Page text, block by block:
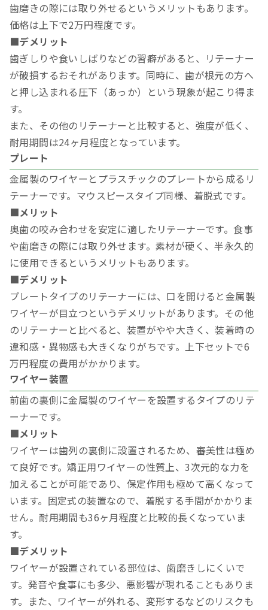
歯磨きの際には取り外せるというメリットもあります。
価格は上下で2万円程度です。
■デメリット
歯ぎしりや食いしばりなどの習癖があると、リテーナー
が破損するおそれがあります。同時に、歯が根元の方へ
と押し込まれる圧下（あっか）という現象が起こり得ま
す。
また、その他のリテーナーと比較すると、強度が低く、
耐用期間は24ヶ月程度となっています。
プレート
金属製のワイヤーとプラスチックのプレートから成るリ
テーナーです。マウスピースタイプ同様、着脱式です。
■メリット
奥歯の咬み合わせを安定に適したリテーナーです。食事
や歯磨きの際には取り外せます。素材が硬く、半永久的
に使用できるというメリットもあります。
■デメリット
プレートタイプのリテーナーには、口を開けると金属製
ワイヤーが目立つというデメリットがあります。その他
のリテーナーと比べると、装置がやや大きく、装着時の
違和感・異物感も大きくなりがちです。上下セットで6
万円程度の費用がかかります。
ワイヤー装置
前歯の裏側に金属製のワイヤーを設置するタイプのリテ
ーナーです。
■メリット
ワイヤーは歯列の裏側に設置されるため、審美性は極め
て良好です。矯正用ワイヤーの性質上、3次元的な力を
加えることが可能であり、保定作用も極めて高くなって
います。固定式の装置なので、着脱する手間がかかりま
せん。耐用期間も36ヶ月程度と比較的長くなっていま
す。
■デメリット
ワイヤーが設置されている部位は、歯磨きしにくいで
す。発音や食事にも多少、悪影響が現れることもありま
す。また、ワイヤーが外れる、変形するなどのリスクも